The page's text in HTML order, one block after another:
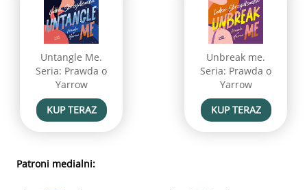
Untangle Me.
Seria: Prawda o
Yarrow
KUP TERAZ
Unbreak me.
Seria: Prawda o
Yarrow
KUP TERAZ
Patroni medialni: